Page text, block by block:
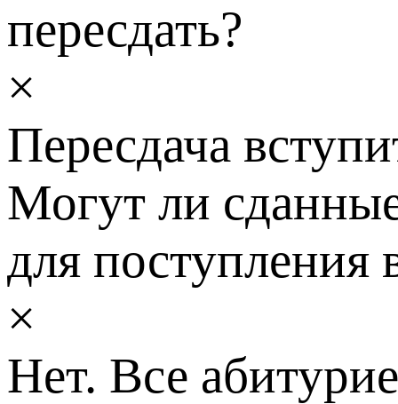
пересдать?
×
Пересдача
Могут ли
для поступления
×
Нет. Все